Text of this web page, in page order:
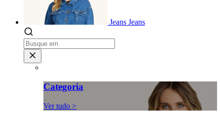
Jeans Jeans
Categoria
Ver tudo >